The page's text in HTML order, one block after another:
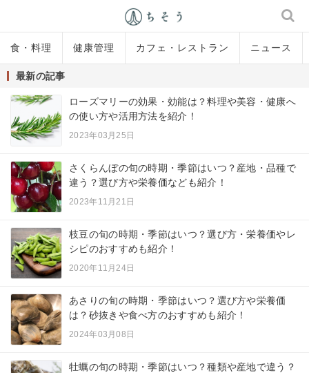
食・料理 健康管理 カフェ・レストラン ニュース
最新の記事
ローズマリーの効果・効能は？料理や美容・健康へ
の使い方や活用方法を紹介！
2023年03月25日
さくらんぼの旬の時期・季節はいつ？産地・品種で
違う？選び方や栄養価なども紹介！
2023年11月21日
枝豆の旬の時期・季節はいつ？選び方・栄養価やレ
シピのおすすめも紹介！
2020年11月24日
あさりの旬の時期・季節はいつ？選び方や栄養価
は？砂抜きや食べ方のおすすめも紹介！
2024年03月08日
牡蠣の旬の時期・季節はいつ？種類や産地で違う？